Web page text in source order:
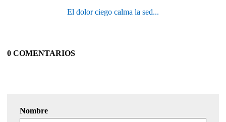
El dolor ciego calma la sed...
0 COMENTARIOS
Nombre